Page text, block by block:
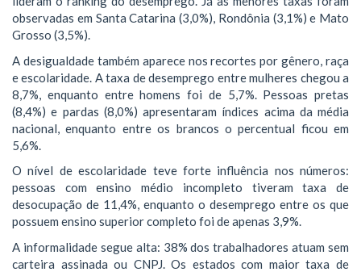
observadas em Santa Catarina (3,0%), Rondônia (3,1%) e Mato
Grosso (3,5%).
A desigualdade também aparece nos recortes por gênero, raça
e escolaridade. A taxa de desemprego entre mulheres chegou a
8,7%, enquanto entre homens foi de 5,7%. Pessoas pretas
(8,4%) e pardas (8,0%) apresentaram índices acima da média
nacional, enquanto entre os brancos o percentual ficou em
5,6%.
O nível de escolaridade teve forte influência nos números:
pessoas com ensino médio incompleto tiveram taxa de
desocupação de 11,4%, enquanto o desemprego entre os que
possuem ensino superior completo foi de apenas 3,9%.
A informalidade segue alta: 38% dos trabalhadores atuam sem
carteira assinada ou CNPJ. Os estados com maior taxa de